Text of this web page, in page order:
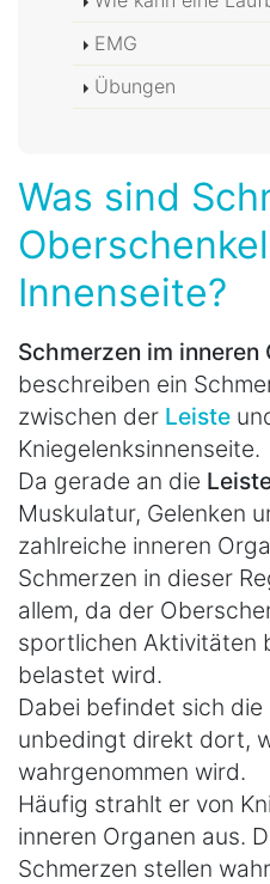
EMG
Übungen
Was sind
Innenseite?
Schmerzen im inneren
beschreiben ein
zwischen der Leiste
Kniegelenksinnenseite.
Da gerade an die
Muskulatur, Gelenken
zahlreiche inneren
Schmerzen in dieser
allem, da der
sportlichen Aktivitäten
belastet wird.
Dabei befindet sich
unbedingt direkt dort,
wahrgenommen wird.
Häufig strahlt er von
inneren Organen aus.
Schmerzen stellen